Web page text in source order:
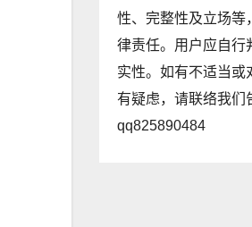
性、完整性及立场等
律责任。用户应自行
实性。如有不适当或
有疑虑，请联络我们
qq825890484